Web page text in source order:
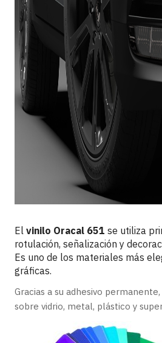
El vinilo Oracal 651 se utiliza
rotulación, señalización y
Es uno de los materiales más
gráficas.
Gracias a su adhesivo
sobre vidrio, metal, plástico y